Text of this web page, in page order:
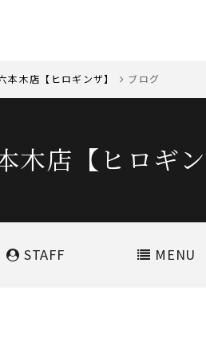
本木店【ヒロギンザ】 ブログ
木店【ヒロギ
STAFF MENU